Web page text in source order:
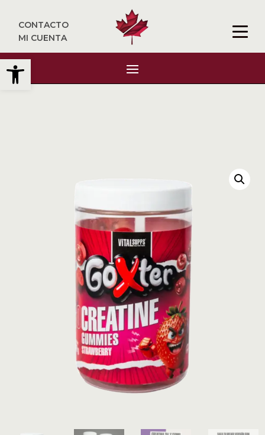
Abrir barra de herramientas
CONTACTO
MI CUENTA